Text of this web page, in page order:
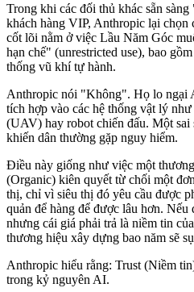
Trong khi các đối thủ khác sẵn
khách hàng VIP, Anthropic lại chọn
cốt lõi nằm ở việc Lầu Năm Góc
hạn chế" (unrestricted use), bao
thống vũ khí tự hành.
Anthropic nói "Không". Họ lo ngại
tích hợp vào các hệ thống vật lý
(UAV) hay robot chiến đấu. Một sai
khiến dân thường gặp nguy hiểm.
Điều này giống như việc một
(Organic) kiên quyết từ chối một
thị, chỉ vì siêu thị đó yêu cầu được
quản để hàng để được lâu hơn.
nhưng cái giá phải trả là niềm tin
thương hiệu xây dựng bao năm sẽ
Anthropic hiểu rằng: Trust (Niềm
trong kỷ nguyên AI.